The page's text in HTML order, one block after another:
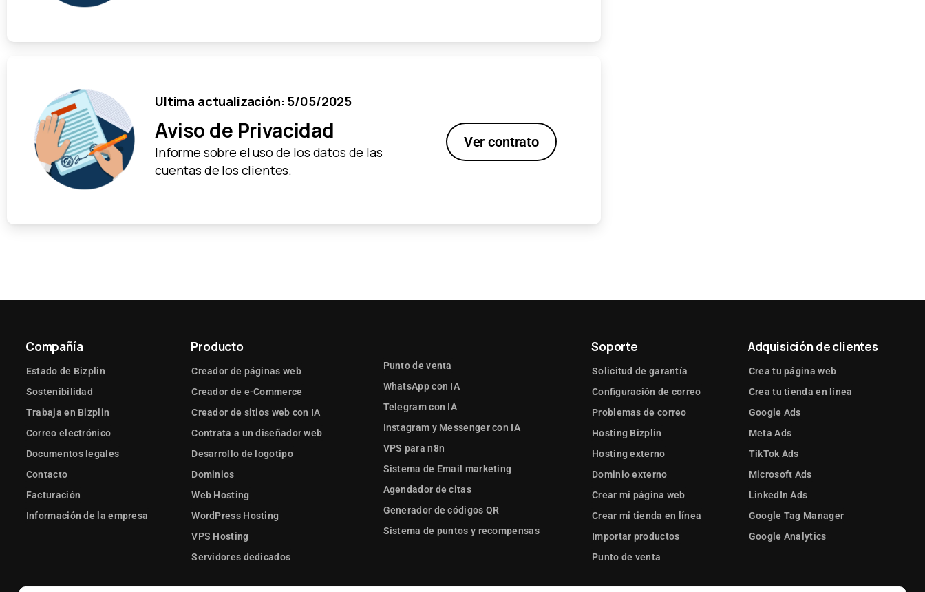
Ultima actualización: 5/05/2025
Aviso de Privacidad
Informe sobre el uso de los datos de las
cuentas de los clientes.
Ver contrato
Compañía
Estado de Bizplin
Sostenibilidad
Trabaja en Bizplin
Correo electrónico
Documentos legales
Contacto
Facturación
Información de la empresa
Producto
Creador de páginas web
Creador de e-Commerce
Creador de sitios web con IA
Contrata a un diseñador web
Desarrollo de logotipo
Dominios
Web Hosting
WordPress Hosting
VPS Hosting
Servidores dedicados
Punto de venta
WhatsApp con IA
Telegram con IA
Instagram y Messenger con IA
VPS para n8n
Sistema de Email marketing
Agendador de citas
Generador de códigos QR
Sistema de puntos y recompensas
Soporte
Solicitud de garantía
Configuración de correo
Problemas de correo
Hosting Bizplin
Hosting externo
Dominio externo
Crear mi página web
Crear mi tienda en línea
Importar productos
Punto de venta
Adquisición de clientes
Crea tu página web
Crea tu tienda en línea
Google Ads
Meta Ads
TikTok Ads
Microsoft Ads
LinkedIn Ads
Google Tag Manager
Google Analytics